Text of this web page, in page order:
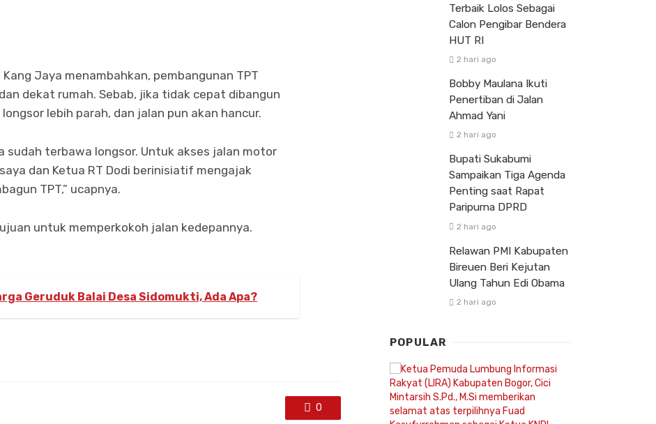
Jaya menambahkan, pembangunan TPT
dekat rumah. Sebab, jika tidak cepat dibangun
lebih parah, dan jalan pun akan hancur.
sudah terbawa longsor. Untuk akses jalan motor
dan Ketua RT Dodi berinisiatif mengajak
TPT,” ucapnya.
untuk memperkokoh jalan kedepannya.
Geruduk Balai Desa Sidomukti, Ada Apa?
0
Terbaik Lolos Sebagai
Calon Pengibar Bendera
HUT RI
2 hari ago
Bobby Maulana Ikuti
Penertiban di Jalan
Ahmad Yani
2 hari ago
Bupati Sukabumi
Sampaikan Tiga Agenda
Penting saat Rapat
Paripurna DPRD
2 hari ago
Relawan PMI Kabupaten
Bireuen Beri Kejutan
Ulang Tahun Edi Obama
2 hari ago
POPULAR